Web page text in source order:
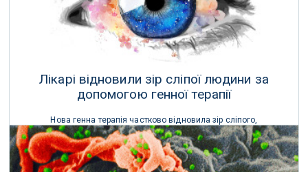
Лікарі відновили зір сліпої людини за
допомогою генної терапії
Нова генна терапія частково відновила зір сліпого,
запрограмувавши його клітини на виробництво світлочутливого
білка, виявленого в водоростях.
27 Травня 2021 р.